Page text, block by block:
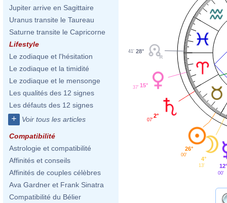
Jupiter arrive en Sagittaire
Uranus transite le Taureau
Saturne transite le Capricorne
Lifestyle
Le zodiaque et l'hésitation
Le zodiaque et la timidité
Le zodiaque et le mensonge
Les qualités des 12 signes
Les défauts des 12 signes
+ Voir tous les articles
Compatibilité
Astrologie et compatibilité
Affinités et conseils
Affinités de couples célèbres
Ava Gardner et Frank Sinatra
Compatibilité du Bélier
28°
41'
15°
37'
2°
07'
26°
00'
4°
13' 12°
00'